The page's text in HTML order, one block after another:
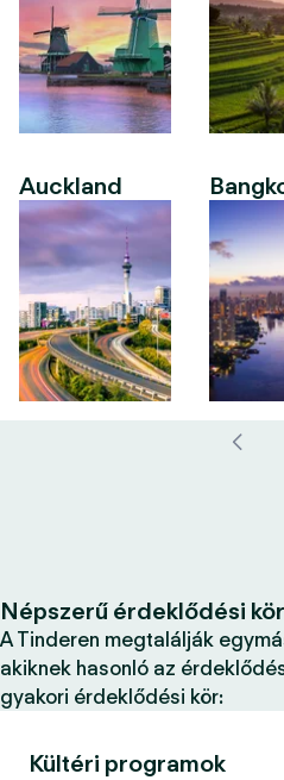
Auckland
Népszerű érdeklődési
A Tinderen megtalálják
akiknek hasonló az
gyakori érdeklődési kör:
Kültéri programok